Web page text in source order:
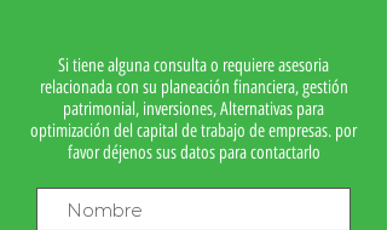
Si tiene alguna consulta o requiere asesoria
relacionada con su planeación financiera, gestión
patrimonial, inversiones, Alternativas para
optimización del capital de trabajo de empresas. por
favor déjenos sus datos para contactarlo